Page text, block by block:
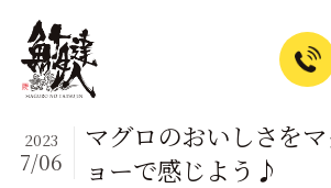
マグロのおいしさを
ョーで感じよう♪
2023
7/06